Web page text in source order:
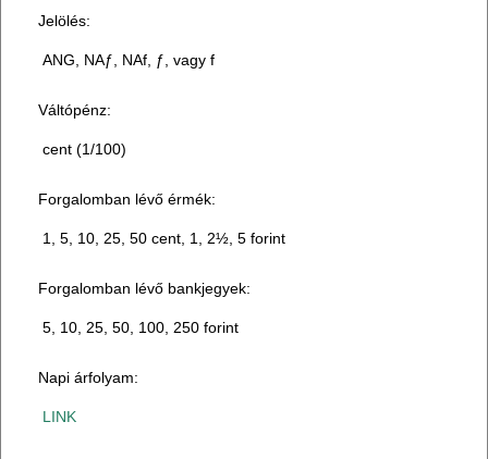
Jelölés:
ANG, NAƒ, NAf, ƒ, vagy f
Váltópénz:
cent (1/100)
Forgalomban lévő érmék:
1, 5, 10, 25, 50 cent, 1, 2½, 5 forint
Forgalomban lévő bankjegyek:
5, 10, 25, 50, 100, 250 forint
Napi árfolyam:
LINK